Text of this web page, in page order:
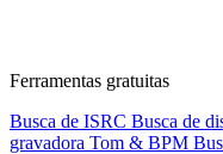
Ferramentas gratuitas
Busca de ISRC Busca de
gravadora Tom & BPM